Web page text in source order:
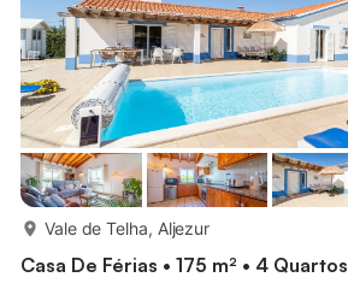
Vale de Telha, Aljezur
Casa De Férias • 175 m² • 4 Quartos